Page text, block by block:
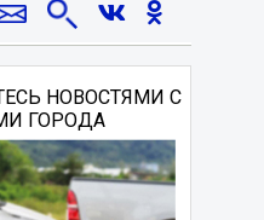
НОВОСТЯМИ С
ГОРОДА